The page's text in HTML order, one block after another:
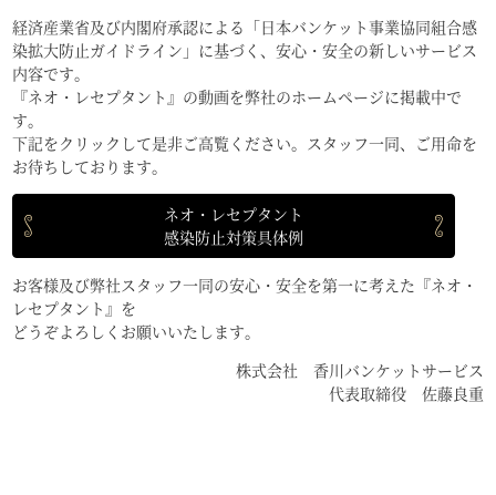
経済産業省及び内閣府承認による「日本バンケット事業協同組合感
染拡大防止ガイドライン」に基づく、安心・安全の新しいサービス
内容です。
『ネオ・レセプタント』の動画を弊社のホームページに掲載中で
す。
下記をクリックして是非ご高覧ください。スタッフ一同、ご用命を
お待ちしております。
ネオ・レセプタント
感染防止対策具体例
お客様及び弊社スタッフ一同の安心・安全を第一に考えた『ネオ・
レセプタント』を
どうぞよろしくお願いいたします。
株式会社 香川バンケットサービス
代表取締役 佐藤良重